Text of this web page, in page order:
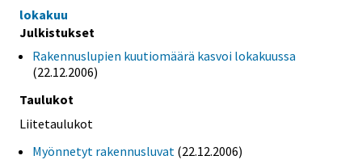
lokakuu
Julkistukset
Rakennuslupien kuutiomäärä kasvoi lokakuussa
(22.12.2006)
Taulukot
Liitetaulukot
Myönnetyt rakennusluvat (22.12.2006)